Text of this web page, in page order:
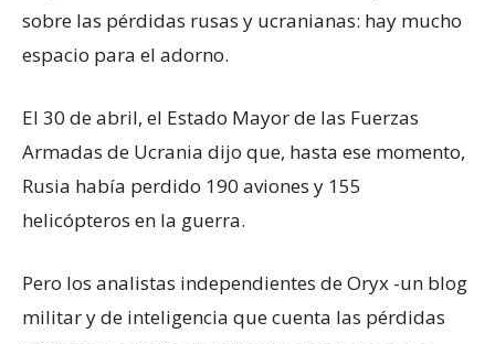
sobre las pérdidas rusas y ucranianas: hay mucho
espacio para el adorno.
El 30 de abril, el Estado Mayor de las Fuerzas
Armadas de Ucrania dijo que, hasta ese momento,
Rusia había perdido 190 aviones y 155
helicópteros en la guerra.
Pero los analistas independientes de Oryx -un blog
militar y de inteligencia que cuenta las pérdidas